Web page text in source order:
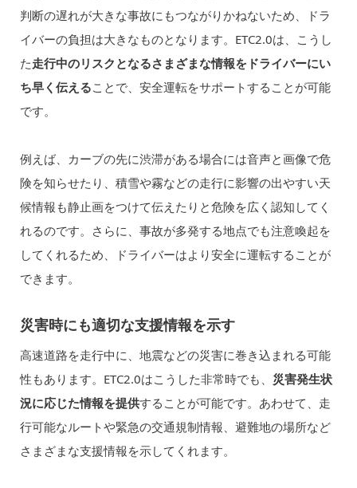
判断の遅れが大きな事故にもつながりかねないため、ドラ
イバーの負担は大きなものとなります。ETC2.0は、こうし
た走行中のリスクとなるさまざまな情報をドライバーにい
ち早く伝えることで、安全運転をサポートすることが可能
です。
例えば、カーブの先に渋滞がある場合には音声と画像で危
険を知らせたり、積雪や霧などの走行に影響の出やすい天
候情報も静止画をつけて伝えたりと危険を広く認知してく
れるのです。さらに、事故が多発する地点でも注意喚起を
してくれるため、ドライバーはより安全に運転することが
できます。
災害時にも適切な支援情報を示す
高速道路を走行中に、地震などの災害に巻き込まれる可能
性もあります。ETC2.0はこうした非常時でも、 災害発生状
況に応じた情報を提供することが可能です。あわせて、走
行可能なルートや緊急の交通規制情報、避難地の場所など
さまざまな支援情報を示してくれます。